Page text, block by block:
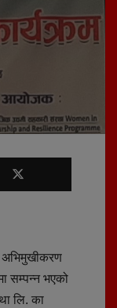
अभिमुखीकरण
सम्पन्न भएको
लि. का